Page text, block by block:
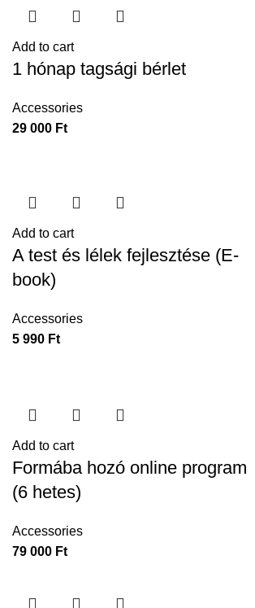
Add to cart
1 hónap tagsági bérlet
Accessories
29 000 Ft
Add to cart
A test és lélek fejlesztése (E-
book)
Accessories
5 990 Ft
Add to cart
Formába hozó online program
(6 hetes)
Accessories
79 000 Ft